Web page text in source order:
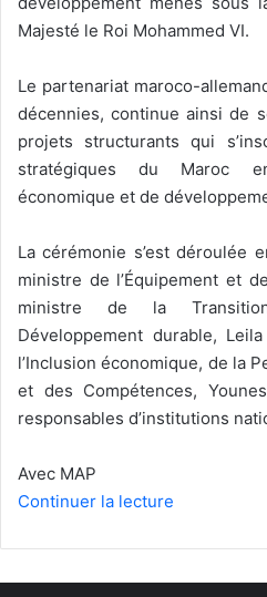
Majesté le Roi Mohammed VI.
Le partenariat maroco-
décennies, continue ainsi de
projets structurants qui
stratégiques du Maroc
économique et de
La cérémonie s’est déroulée
ministre de l’Équipement et
ministre de la
Développement durable,
l’Inclusion économique, de la
et des Compétences,
responsables d’institutions
Avec MAP
Continuer la lecture